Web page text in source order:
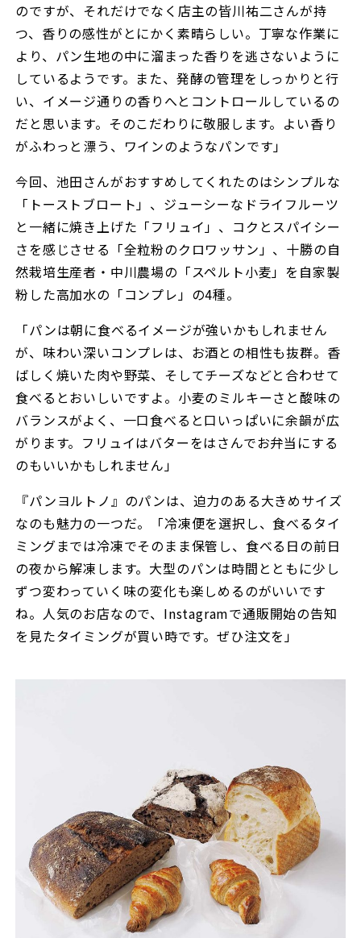
のですが、それだけでなく店主の皆川祐二さんが持
つ、香りの感性がとにかく素晴らしい。丁寧な作業に
より、パン生地の中に溜まった香りを逃さないように
しているようです。また、発酵の管理をしっかりと行
い、イメージ通りの香りへとコントロールしているの
だと思います。そのこだわりに敬服します。よい香り
がふわっと漂う、ワインのようなパンです」
今回、池田さんがおすすめしてくれたのはシンプルな
「トーストブロート」、ジューシーなドライフルーツ
と一緒に焼き上げた「フリュイ」、コクとスパイシー
さを感じさせる「全粒粉のクロワッサン」、十勝の自
然栽培生産者・中川農場の「スペルト小麦」を自家製
粉した高加水の「コンプレ」の4種。
「パンは朝に食べるイメージが強いかもしれません
が、味わい深いコンプレは、お酒との相性も抜群。香
ばしく焼いた肉や野菜、そしてチーズなどと合わせて
食べるとおいしいですよ。小麦のミルキーさと酸味の
バランスがよく、一口食べると口いっぱいに余韻が広
がります。フリュイはバターをはさんでお弁当にする
のもいいかもしれません」
『パンヨルトノ』のパンは、迫力のある大きめサイズ
なのも魅力の一つだ。「冷凍便を選択し、食べるタイ
ミングまでは冷凍でそのまま保管し、食べる日の前日
の夜から解凍します。大型のパンは時間とともに少し
ずつ変わっていく味の変化も楽しめるのがいいです
ね。人気のお店なので、Instagramで通販開始の告知
を見たタイミングが買い時です。ぜひ注文を」